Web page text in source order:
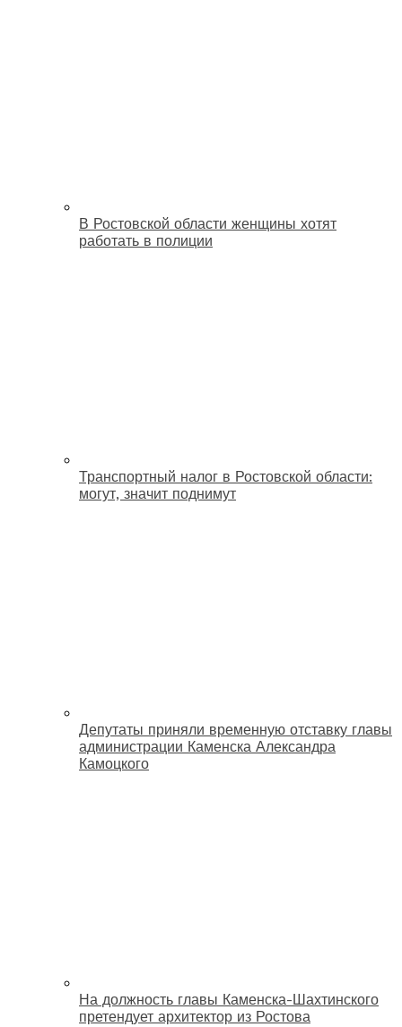
В Ростовской области женщины хотят
работать в полиции
Транспортный налог в Ростовской области:
могут, значит поднимут
Депутаты приняли временную отставку главы
администрации Каменска Александра
Камоцкого
На должность главы Каменска-Шахтинского
претендует архитектор из Ростова